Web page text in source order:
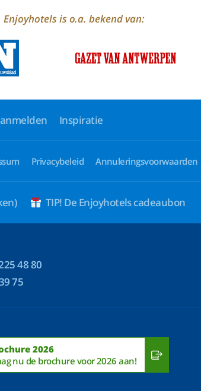
Enjoyhotels is o.a. bekend van:
Inspiratie
Privacybeleid Annuleringsvoorwaarden
TIP! De Enjoyhotels cadeaubon
48 80
75
2026
nu de brochure voor 2026 aan!